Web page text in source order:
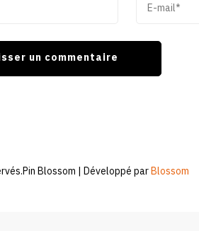
Pin Blossom | Développé parBlossom